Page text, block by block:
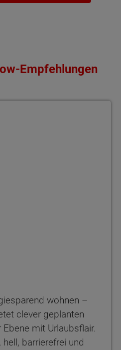
Empfehlungen
wohnen –
clever geplanten
mit Urlaubsflair.
barrierefrei und